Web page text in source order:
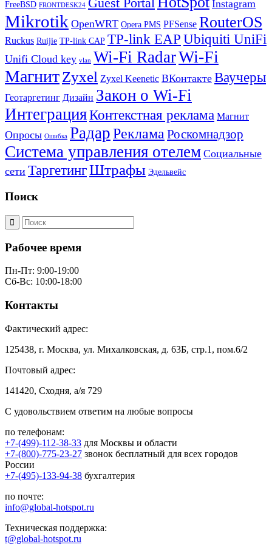
FreeBSD FRONTDESK24 Guest Portal Instagram
Mikrotik OpenWRT Opera PMS PFSense RouterOS
Ruckus Ruijie TP-link CAP TP-link EAP Ubiquiti UniFi
Unifi Cloud key vlan Wi-Fi RadarWi-Fi
МагнитZyxel Zyxel Keenetic ВКонтакте Ваучеры
Геотаргетинг Дизайн Закон о Wi-Fi
ИнтеграцияКонтекстная реклама Магнит
Опросы Ошибка РадарРекламаРоскомнадзор
Система управления отелем Социальные
сети ТаргетингШтрафы Эдельвейс
Поиск
Рабочее время
Пн-Пт: 9:00-19:00
Сб-Вс: 10:00-18:00
Контакты
Фактический адрес:
125438, г. Москва, ул. Михалковская, д. 63Б, стр.1, пом.6/2
Почтовый адрес:
141420, Сходня, а/я 729
С удовольствием ответим на любые вопросы
по телефонам:
+7-(499)-112-38-33 для Москвы и области
+7-(800)-775-23-27 звонок бесплатный для всех городов
России
+7-(495)-133-94-38 бухгалтерия
по почте:
info@global-hotspot.ru
Техническая поддержка:
t@global-hotspot.ru